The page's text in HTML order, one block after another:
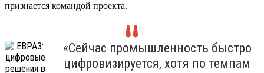
признается командой проекта.
«Сейчас промышленность быстро
цифровизируется, хотя по темпам